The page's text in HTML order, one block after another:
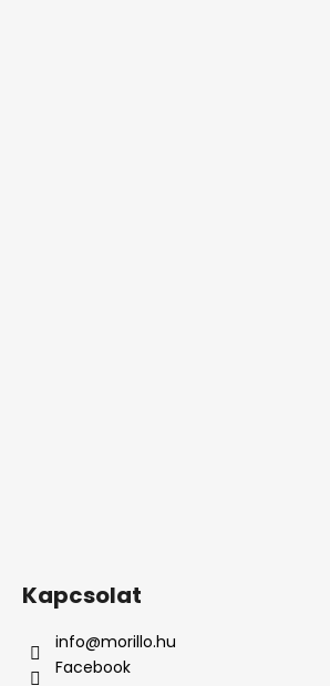
Kapcsolat
info@morillo.hu
Facebook